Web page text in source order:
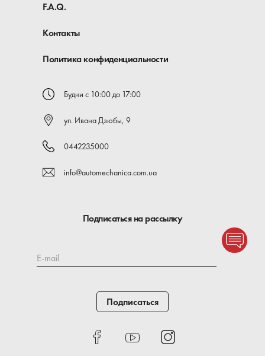
F.A.Q.
Контакты
Политика конфиденциальности
Будни с 10:00 до 17:00
ул. Ивана Дзюбы, 9
0442235000
info@automechanica.com.ua
Подписаться на рассылку
E-mail
Подписаться